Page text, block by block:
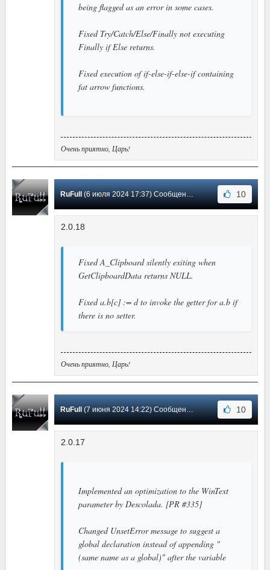
being flagged as an error in some cases.
Fixed Try/Catch/Else/Finally not executing
Finally if Else returns.
Fixed execution of if-else-if-else-if containing
fat arrow functions.
Очень приятно, Царь!
RuFull(6 июля 2024 17:37) Сообщение #154 10
2.0.18
Fixed A_Clipboard silently exiting when
GetClipboardData returns NULL.
Fixed a.b[c] := d to invoke the getter for a.b if
there is no setter.
Очень приятно, Царь!
RuFull(7 июня 2024 14:22) Сообщение #153 10
2.0.17
Implemented an optimization to the WinText
parameter by Descolada. [PR #335]
Changed UnsetError message to suggest a
global declaration instead of appending "
(same name as a global)" after the variable